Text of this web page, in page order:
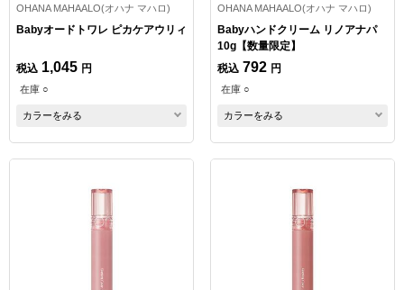
OHANA MAHAALO(オハナ マハロ)
Babyオードトワレ ピカケアウリィ
税込 1,045 円
在庫 ○
カラーをみる
OHANA MAHAALO(オハナ マハロ)
Babyハンドクリーム リノアナパ
10g【数量限定】
税込 792 円
在庫 ○
カラーをみる